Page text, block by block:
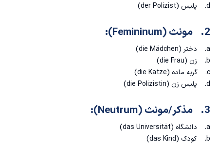
d. پلیس (der Polizist)
2. مونث (Femininum):
a. دختر (die Mädchen)
b. زن (die Frau)
c. گربه ماده (die Katze)
d. پلیس زن (die Polizistin)
3. مذکر/مونث (Neutrum):
a. دانشگاه (das Universität)
b. کودک (das Kind)